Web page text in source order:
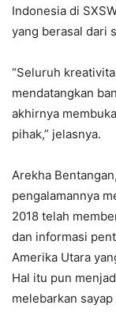
Indonesia di
yang berasal dari
“Seluruh
mendatangkan
akhirnya
pihak,” jelasnya.
Arekha
pengalamannya
2018 telah
dan informasi
Amerika Utara
Hal itu pun
melebarkan